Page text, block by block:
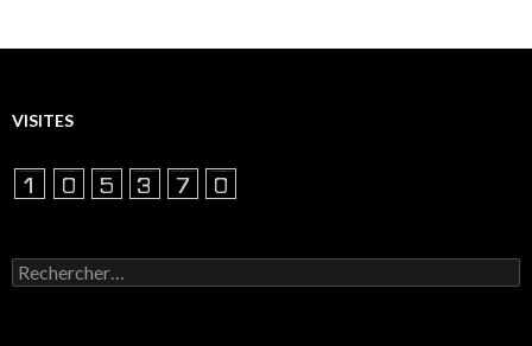
VISITES
Rechercher :